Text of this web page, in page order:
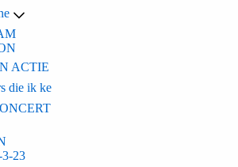
ACTIE
die ik ke
23